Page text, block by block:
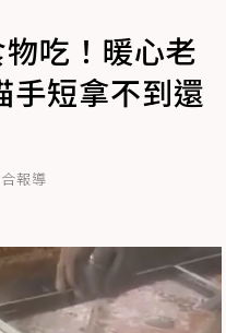
吃！暖心老
手短拿不到還
報導